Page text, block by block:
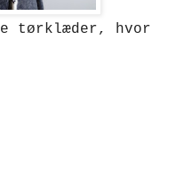
tørklæder, hvor